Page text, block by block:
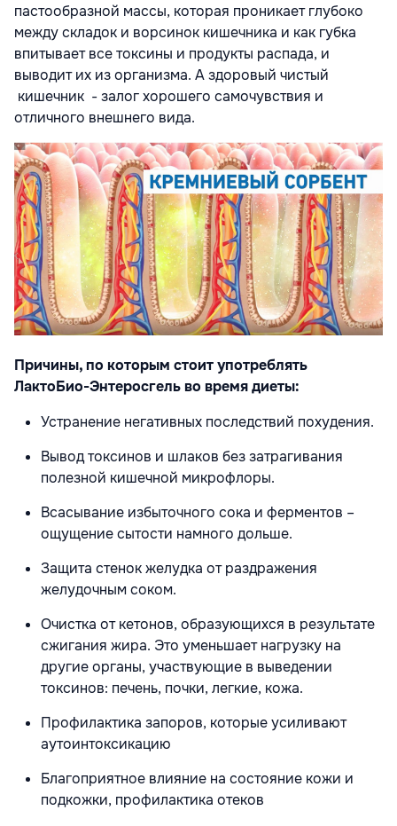
пастообразной массы, которая проникает глубоко
между складок и ворсинок кишечника и как губка
впитывает все токсины и продукты распада, и
выводит их из организма. А здоровый чистый
кишечник - залог хорошего самочувствия и
отличного внешнего вида.
Причины, по которым стоит употреблять
ЛактоБио-Энтеросгель во время диеты:
Устранение негативных последствий похудения.
Вывод токсинов и шлаков без затрагивания
полезной кишечной микрофлоры.
Всасывание избыточного сока и ферментов –
ощущение сытости намного дольше.
Защита стенок желудка от раздражения
желудочным соком.
Очистка от кетонов, образующихся в результате
сжигания жира. Это уменьшает нагрузку на
другие органы, участвующие в выведении
токсинов: печень, почки, легкие, кожа.
Профилактика запоров, которые усиливают
аутоинтоксикацию
Благоприятное влияние на состояние кожи и
подкожки, профилактика отеков